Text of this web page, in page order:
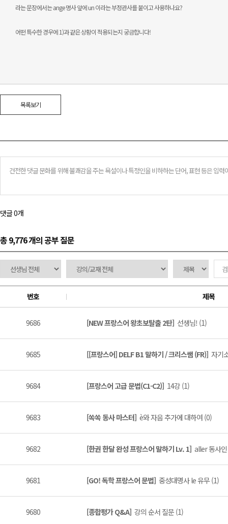
라는 문장에서는 ange 명사 앞에 un 이라는 부정관사를 붙이고 사용하나요?
어떤 특수한 경우에 1)과 같은 상황이 적용되는지 궁금합니다!
목록보기
댓글 0개
총 9,776 개의 공부 질문
번호 제목
9686 [NEW 프랑스어 왕초보탈출 2탄] 선생님! (1)
9685 [[프랑스어] DELF B1 말하기 / 크리스쌤 (FR)] 자기
9684 [프랑스어 고급 문법(C1-C2)] 14강 (1)
9683 [쏙쏙 동사 마스터] è와 자음 추가에 대하여 (0)
9682 [한권 한달 완성 프랑스어 말하기 Lv. 1] aller 동사
9681 [GO! 독학 프랑스어 문법] 중성대명사 le 유무 (1)
9680 [종합평가 Q&A] 강의 순서 질문 (1)